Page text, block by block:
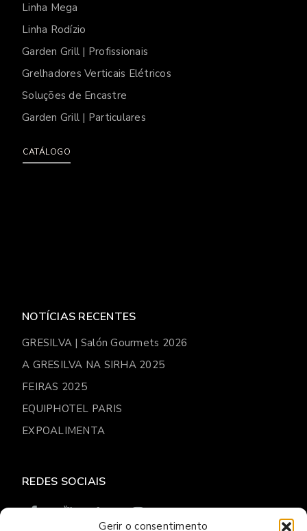
Gerir o consentimento
Linha Mega
Linha Rodízio
Garden Grill | Profissionais
Grelhadores Verticais Elétricos
Soluções de Encastre
Garden Grill | Particulares
CATÁLOGO
NOTÍCIAS RECENTES
GRESILVA | Salón Gourmets 2026
A GRESILVA NA SIRHA 2025
FEIRAS 2025
EQUIPHOTEL PARIS
EXPOALIMENTA
REDES SOCIAIS